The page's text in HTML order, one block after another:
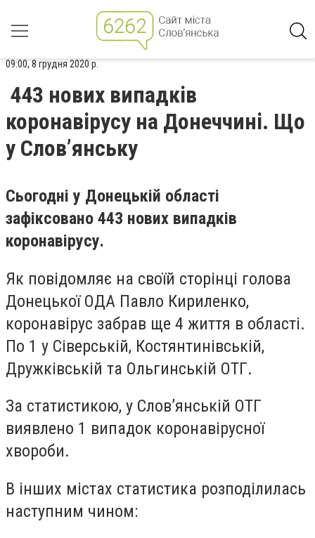
09:00, 8 грудня 2020 р.
443 нових випадків
коронавірусу на Донеччині. Що
у Слов’янську
Сьогодні у Донецькій області
зафіксовано 443 нових випадків
коронавірусу.
Як повідомляє на своїй сторінці голова
Донецької ОДА Павло Кириленко,
коронавірус забрав ще 4 життя в області.
По 1 у Сіверській, Костянтинівській,
Дружківській та Ольгинській ОТГ.
За статистикою, у Слов’янській ОТГ
виявлено 1 випадок коронавірусної
хвороби.
В інших містах статистика розподілилась
наступним чином: